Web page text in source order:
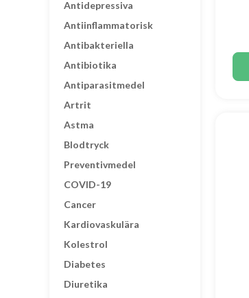
Antidepressiva
Antiinflammatorisk
Antibakteriella
Antibiotika
Antiparasitmedel
Artrit
Astma
Blodtryck
Preventivmedel
COVID-19
Cancer
Kardiovaskulära
Kolestrol
Diabetes
Diuretika